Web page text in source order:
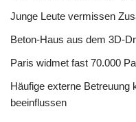
Junge Leute vermissen
Beton-Haus aus dem 3D-
Paris widmet fast 70.000
Häufige externe Betreuung
beeinflussen